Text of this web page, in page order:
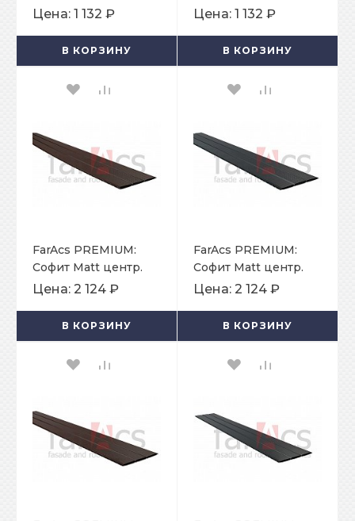
375х3000мм
Цена: 1 132 ₽
В КОРЗИНУ
375х3000мм
Цена: 1 132 ₽
В КОРЗИНУ
FarAcs PREMIUM:
Софит Matt центр.
перфорация
Цена: 2 124 ₽
В КОРЗИНУ
FarAcs PREMIUM:
Софит Matt центр.
перфорация
Цена: 2 124 ₽
В КОРЗИНУ